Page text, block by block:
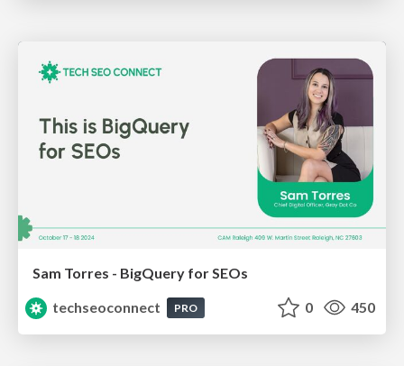
Sam Torres - BigQuery for SEOs
techseoconnect
PRO 0 450